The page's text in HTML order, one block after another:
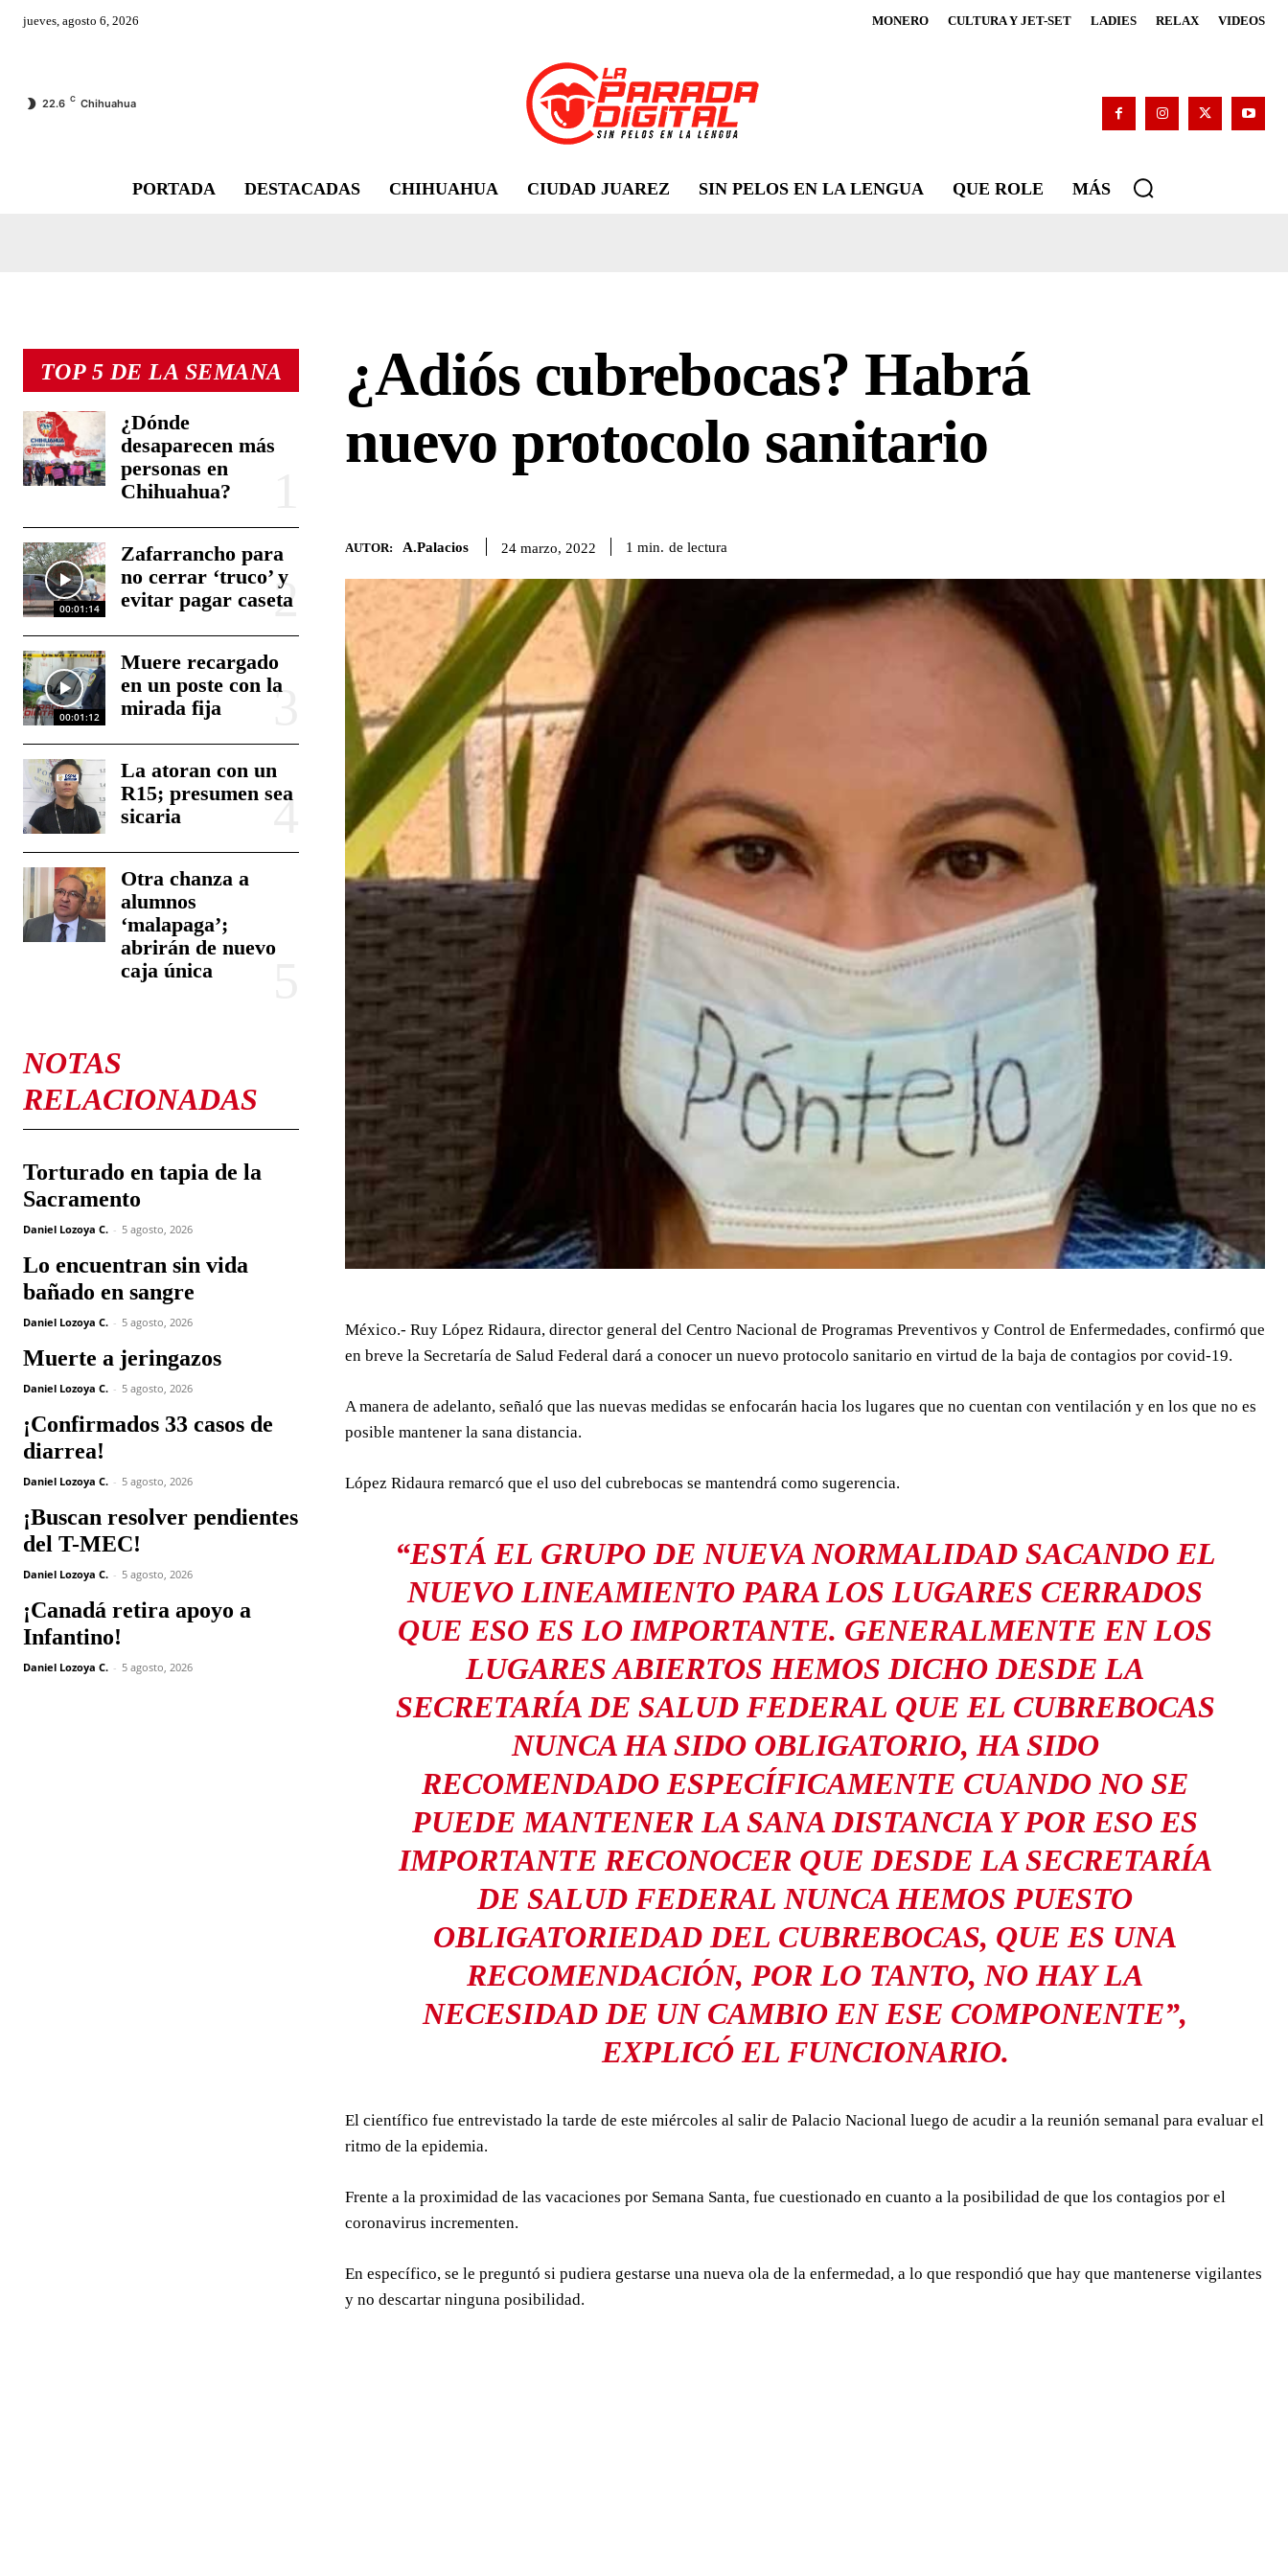
jueves, agosto 6, 2026 MONERO CULTURA Y JET-SET LADIES RELAX VIDEOS
22.6 C Chihuahua
PORTADA DESTACADAS CHIHUAHUA CIUDAD JUAREZ SIN PELOS EN LA LENGUA QUE ROLE MÁS
TOP 5 DE LA SEMANA
¿Dónde
desaparecen más
personas en
Chihuahua?
00:01:14
Zafarrancho para
no cerrar ‘truco’ y
evitar pagar caseta
00:01:12
Muere recargado
en un poste con la
mirada fija
La atoran con un
R15; presumen sea
sicaria
Otra chanza a
alumnos
‘malapaga’;
abrirán de nuevo
caja única
NOTAS
RELACIONADAS
Torturado en tapia de la
Sacramento
Daniel Lozoya C. - 5 agosto, 2026
Lo encuentran sin vida
bañado en sangre
Daniel Lozoya C. - 5 agosto, 2026
Muerte a jeringazos
Daniel Lozoya C. - 5 agosto, 2026
¡Confirmados 33 casos de
diarrea!
Daniel Lozoya C. - 5 agosto, 2026
¡Buscan resolver pendientes
del T-MEC!
Daniel Lozoya C. - 5 agosto, 2026
¡Canadá retira apoyo a
Infantino!
Daniel Lozoya C. - 5 agosto, 2026
¿Adiós cubrebocas? Habrá
nuevo protocolo sanitario
AUTOR: A.Palacios 24 marzo, 2022 1 min. de lectura
México.- Ruy López Ridaura, director general del Centro Nacional de Programas Preventivos y Control de Enfermedades, confirmó que
en breve la Secretaría de Salud Federal dará a conocer un nuevo protocolo sanitario en virtud de la baja de contagios por covid-19.
A manera de adelanto, señaló que las nuevas medidas se enfocarán hacia los lugares que no cuentan con ventilación y en los que no es
posible mantener la sana distancia.
López Ridaura remarcó que el uso del cubrebocas se mantendrá como sugerencia.
“ESTÁ EL GRUPO DE NUEVA NORMALIDAD SACANDO EL
NUEVO LINEAMIENTO PARA LOS LUGARES CERRADOS
QUE ESO ES LO IMPORTANTE. GENERALMENTE EN LOS
LUGARES ABIERTOS HEMOS DICHO DESDE LA
SECRETARÍA DE SALUD FEDERAL QUE EL CUBREBOCAS
NUNCA HA SIDO OBLIGATORIO, HA SIDO
RECOMENDADO ESPECÍFICAMENTE CUANDO NO SE
PUEDE MANTENER LA SANA DISTANCIA Y POR ESO ES
IMPORTANTE RECONOCER QUE DESDE LA SECRETARÍA
DE SALUD FEDERAL NUNCA HEMOS PUESTO
OBLIGATORIEDAD DEL CUBREBOCAS, QUE ES UNA
RECOMENDACIÓN, POR LO TANTO, NO HAY LA
NECESIDAD DE UN CAMBIO EN ESE COMPONENTE”,
EXPLICÓ EL FUNCIONARIO.
El científico fue entrevistado la tarde de este miércoles al salir de Palacio Nacional luego de acudir a la reunión semanal para evaluar el
ritmo de la epidemia.
Frente a la proximidad de las vacaciones por Semana Santa, fue cuestionado en cuanto a la posibilidad de que los contagios por el
coronavirus incrementen.
En específico, se le preguntó si pudiera gestarse una nueva ola de la enfermedad, a lo que respondió que hay que mantenerse vigilantes
y no descartar ninguna posibilidad.